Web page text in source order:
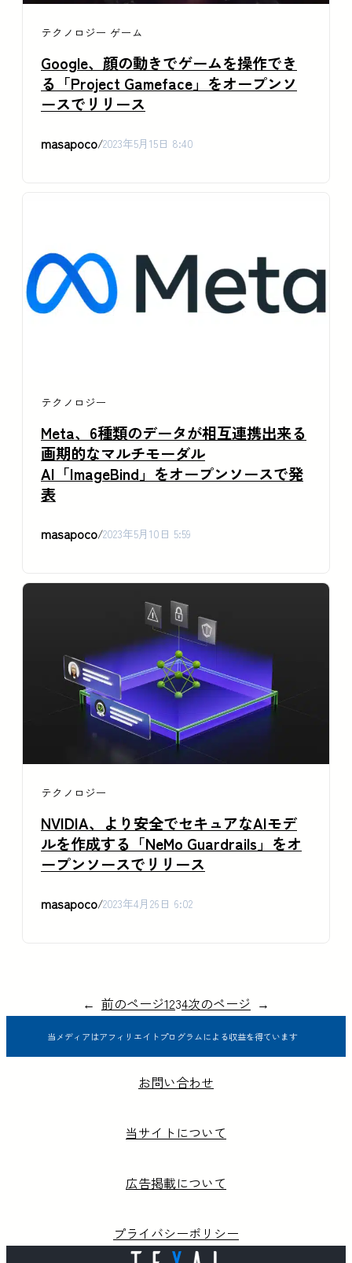
テクノロジー ゲーム
Google、顔の動きでゲームを操作でき
る「Project Gameface」をオープンソ
ースでリリース
masapoco/2023年5月15日 8:40
テクノロジー
Meta、6種類のデータが相互連携出来る
画期的なマルチモーダル
AI「ImageBind」をオープンソースで発
表
masapoco/2023年5月10日 5:59
テクノロジー
NVIDIA、より安全でセキュアなAIモデ
ルを作成する「NeMo Guardrails」をオ
ープンソースでリリース
masapoco/2023年4月26日 6:02
← 前のページ1234次のページ →
当メディアはアフィリエイトプログラムによる収益を得ています
お問い合わせ
当サイトについて
広告掲載について
プライバシーポリシー